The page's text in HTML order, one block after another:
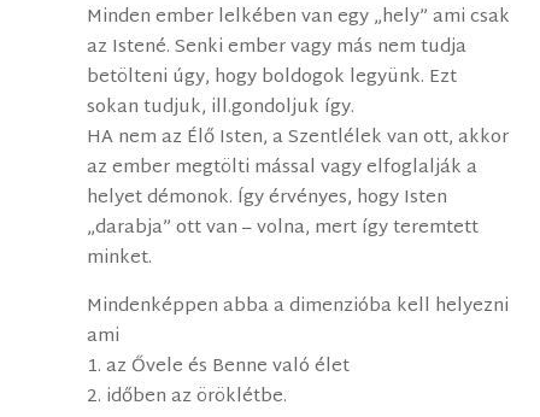
Minden ember lelkében van egy „hely” ami csak
az Istené. Senki ember vagy más nem tudja
betölteni úgy, hogy boldogok legyünk. Ezt
sokan tudjuk, ill.gondoljuk így.
HA nem az Élő Isten, a Szentlélek van ott, akkor
az ember megtölti mással vagy elfoglalják a
helyet démonok. Így érvényes, hogy Isten
„darabja” ott van – volna, mert így teremtett
minket.
Mindenképpen abba a dimenzióba kell helyezni
ami
1. az Ővele és Benne való élet
2. időben az öröklétbe.